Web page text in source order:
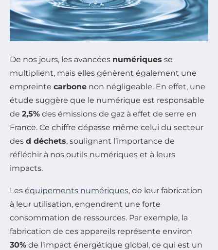
De nos jours, les avancées numériques se
multiplient, mais elles génèrent également une
empreinte carbone non négligeable. En effet, une
étude suggère que le numérique est responsable
de 2,5% des émissions de gaz à effet de serre en
France. Ce chiffre dépasse même celui du secteur
des d déchets, soulignant l’importance de
réfléchir à nos outils numériques et à leurs
impacts.
Les équipements numériques, de leur fabrication
à leur utilisation, engendrent une forte
consommation de ressources. Par exemple, la
fabrication de ces appareils représente environ
30% de l’impact énergétique global, ce qui est un